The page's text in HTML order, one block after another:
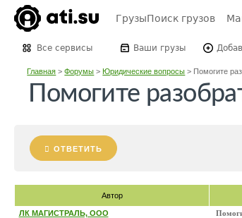
ГрузыПоиск грузов
Все сервисы Ваши грузы
Главная >Форумы >Юридические вопросы > Помогите
Помогите
ОТВЕТИТЬ
Автор
ЛК МАГИСТРАЛЬ, ООО